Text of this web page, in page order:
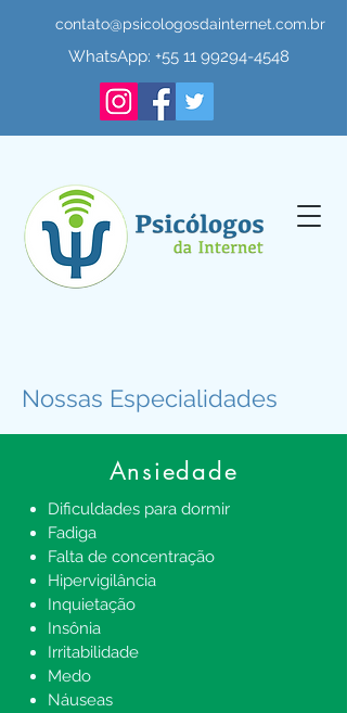
contato@psicologosdainternet.com.br
WhatsApp: +55 11 99294-4548
Nossas Especialidades
Ansiedade
Dificuldades para dormir
Fadiga
Falta de concentração
Hipervigilância
Inquietação
Insônia
Irritabilidade
Medo
Náuseas